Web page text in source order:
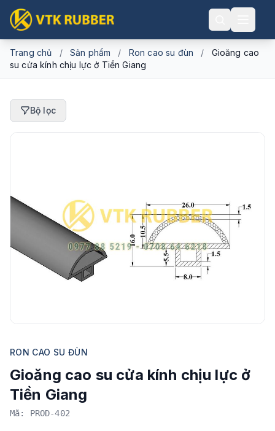
Trang chủ / Sản phẩm / Ron cao su đùn /
Gioăng cao
su cửa kính chịu lực ở Tiền Giang
Bộ lọc
RON CAO SU ĐÙN
Gioăng cao su cửa kính chịu lực ở
Tiền Giang
Mã: PROD-402